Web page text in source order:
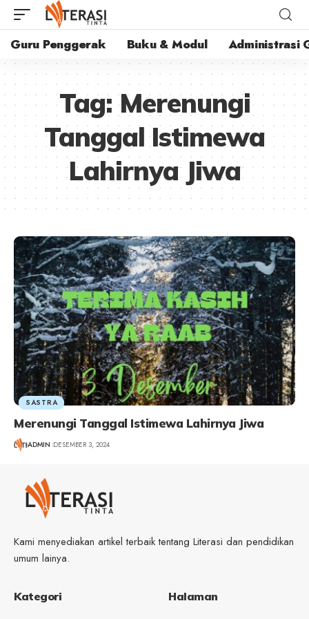
Guru Penggerak Buku & Modul Administrasi
Tag:Merenungi
Tanggal Istimewa
Lahirnya Jiwa
SASTRA
Merenungi Tanggal Istimewa Lahirnya Jiwa
ADMIN DESEMBER 3, 2024
Kami menyediakan artikel terbaik tentang Literasi dan pendidikan
umum lainya.
Kategori Halaman